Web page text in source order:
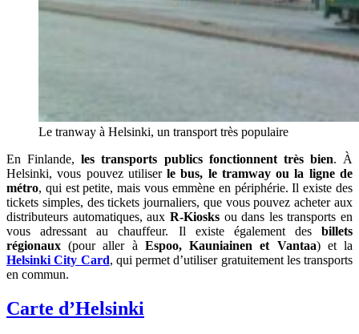
Le tranway à Helsinki, un transport très populaire
En Finlande, les transports publics fonctionnent très bien. À
Helsinki, vous pouvez utiliserle bus, le tramway ou la ligne de
métro, qui est petite, mais vous emmène en périphérie. Il existe des
tickets simples, des tickets journaliers, que vous pouvez acheter aux
distributeurs automatiques, aux R-Kiosksou dans les transports en
vous adressant au chauffeur. Il existe également desbillets
régionaux (pour aller à Espoo, Kauniainen et Vantaa) et la
Helsinki City Card, qui permet d’utiliser gratuitement les transports
en commun.
Carte d’Helsinki